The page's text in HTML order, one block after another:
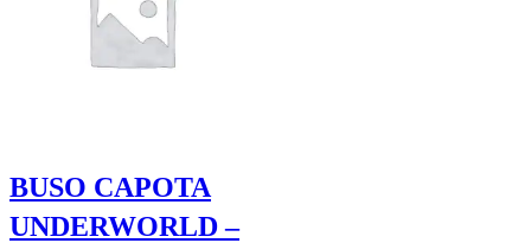
BUSO CAPOTA
UNDERWORLD –